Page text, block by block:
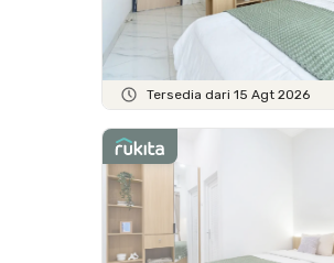
Tersedia dari 15 Agt 2026